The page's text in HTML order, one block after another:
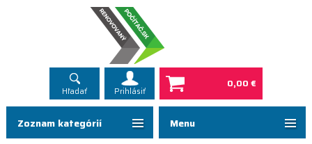
Hľadať Prihlásiť
0,00 €
Menu
Zoznam kategórií